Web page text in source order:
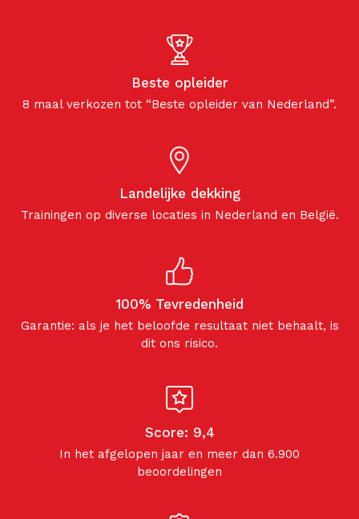
Beste opleider
8 maal verkozen tot “Beste opleider van Nederland”.
Landelijke dekking
Trainingen op diverse locaties in Nederland en België.
100% Tevredenheid
Garantie: als je het beloofde resultaat niet behaalt, is
dit ons risico.
Score: 9,4
In het afgelopen jaar en meer dan 6.900
beoordelingen